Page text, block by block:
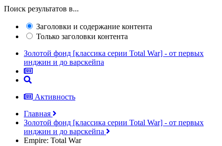
Поиск результатов в...
Заголовки и содержание контента
Только заголовки контента
Золотой фонд [классика серии Total War] - от первых
инджин и до варскейпа
Активность
Главная
Золотой фонд [классика серии Total War] - от первых
инджин и до варскейпа
Empire: Total War